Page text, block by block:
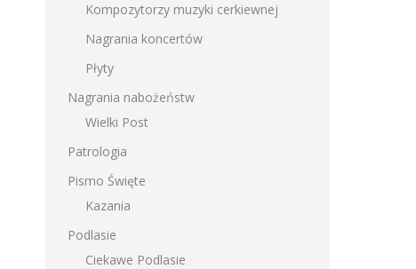
Kompozytorzy muzyki cerkiewnej
Nagrania koncertów
Płyty
Nagrania nabożeństw
Wielki Post
Patrologia
Pismo Święte
Kazania
Podlasie
Ciekawe Podlasie